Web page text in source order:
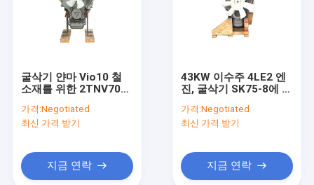
우리에 대하여
공장 여행
인용문을 요구하세요
굴삭기 얀마 Vio10 철
소재를 위한 2TNV70
가격:Negotiated
최신 가격 받기
지금 연락
43KW 이수주 4LE2 엔
진, 굴삭기 SK75-8에 쓸
소재
가격:Negotiated
최신 가격 받기
지금 연락